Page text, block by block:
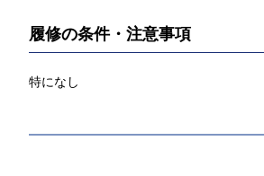
履修の条件・注意事項
特になし